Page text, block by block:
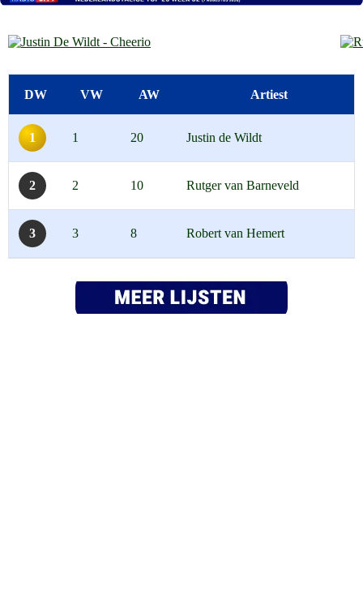
DW VW AW Artiest
1 1 20 Justin de Wildt
2 2 10 Rutger van Barneveld
3 3 8 Robert van Hemert